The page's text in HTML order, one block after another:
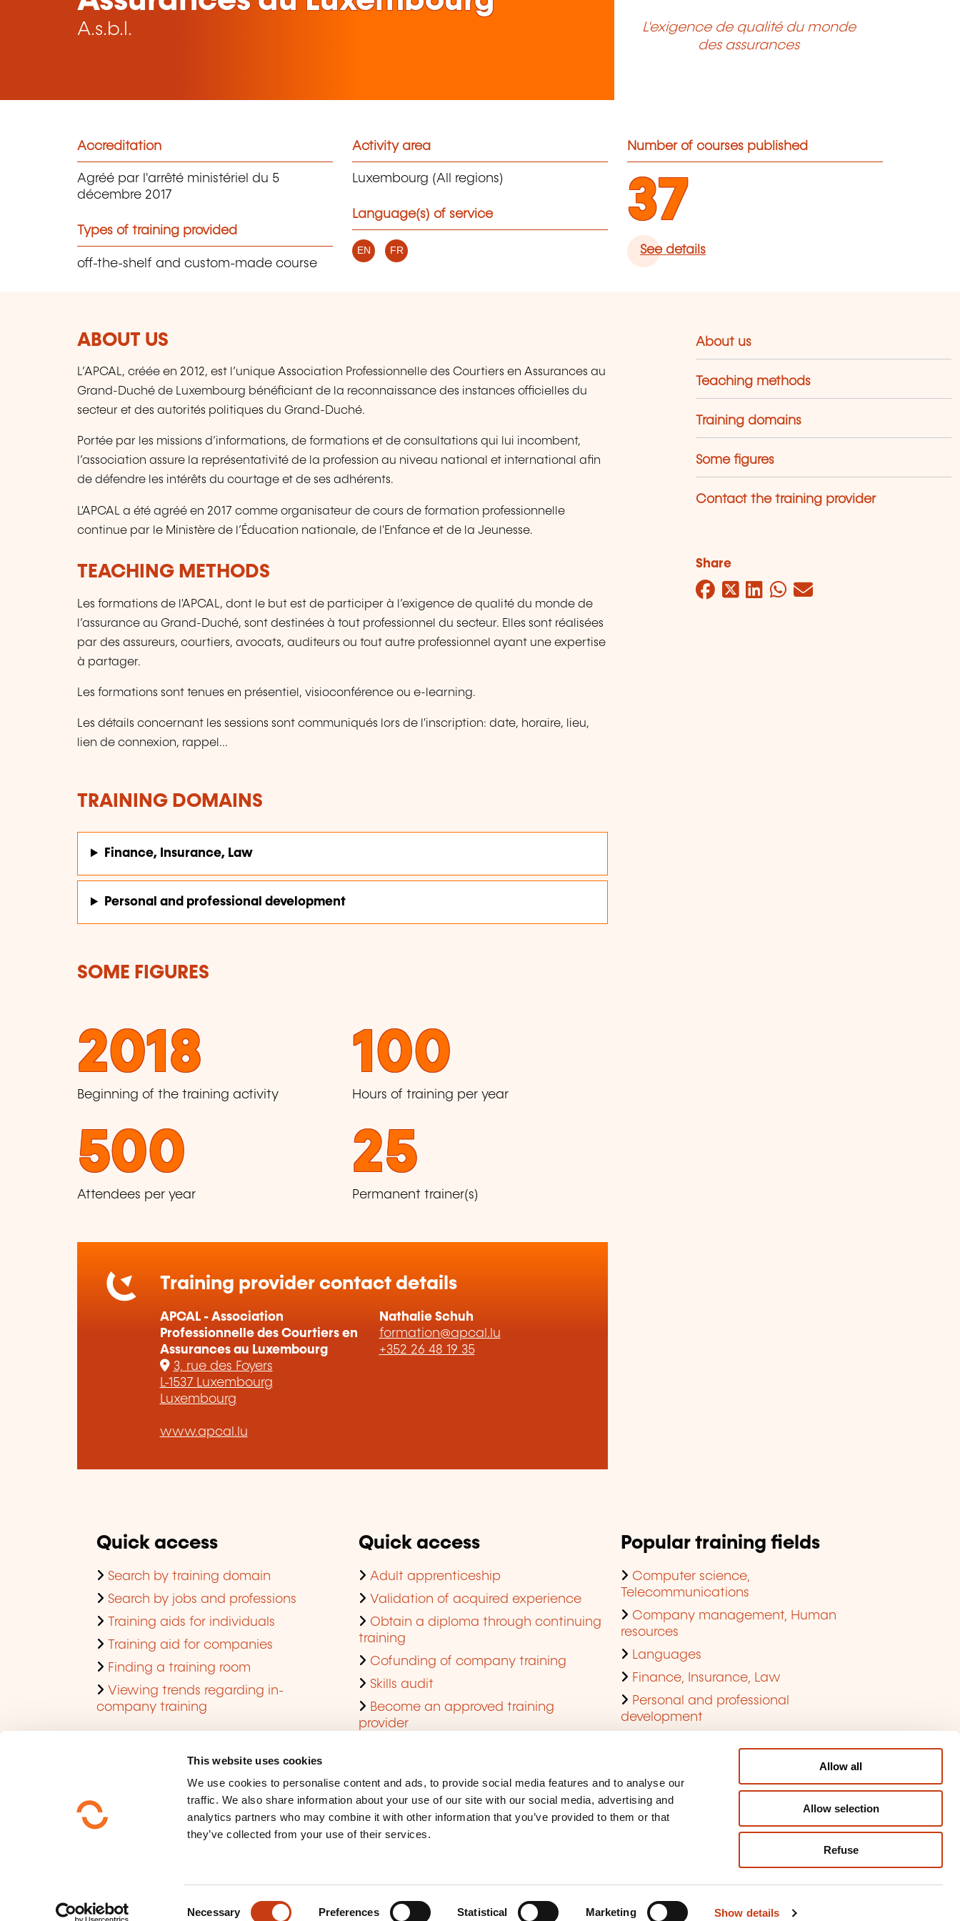
This website uses cookies
We use cookies to personalise content and ads, to provide social media features and to analyse our
traffic. We also share information about your use of our site with our social media, advertising and
analytics partners who may combine it with other information that you’ve provided to them or that
they’ve collected from your use of their services.
Necessary Preferences Statistical Marketing Show details
Allow all
Allow selection
Refuse
A.s.b.l.
L'exigence de qualité du monde
des assurances
Accreditation
Agréé par l'arrêté ministériel du 5
décembre 2017
Types of training provided
off-the-shelf and custom-made course
Activity area
Luxembourg (All regions)
Language(s) of service
EN FR
Number of courses published
37
See details
ABOUT US
L’APCAL, créée en 2012, est l’unique Association Professionnelle des Courtiers en Assurances au
Grand-Duché de Luxembourg bénéficiant de la reconnaissance des instances officielles du
secteur et des autorités politiques du Grand-Duché.
Portée par les missions d’informations, de formations et de consultations qui lui incombent,
l’association assure la représentativité de la profession au niveau national et international afin
de défendre les intérêts du courtage et de ses adhérents.
L'APCAL a été agréé en 2017 comme organisateur de cours de formation professionnelle
continue par le Ministère de l’Éducation nationale, de l'Enfance et de la Jeunesse.
TEACHING METHODS
Les formations de l'APCAL, dont le but est de participer à l’exigence de qualité du monde de
l’assurance au Grand-Duché, sont destinées à tout professionnel du secteur. Elles sont réalisées
par des assureurs, courtiers, avocats, auditeurs ou tout autre professionnel ayant une expertise
à partager.
Les formations sont tenues en présentiel, visioconférence ou e-learning.
Les détails concernant les sessions sont communiqués lors de l'inscription: date, horaire, lieu,
lien de connexion, rappel...
TRAINING DOMAINS
Finance, Insurance, Law
Personal and professional development
SOME FIGURES
2018
Beginning of the training activity
100
Hours of training per year
500
Attendees per year
25
Permanent trainer(s)
Training provider contact details
APCAL - Association
Professionnelle des Courtiers en
Assurances au Luxembourg
3, rue des Foyers
L-1537 Luxembourg
Luxembourg
www.apcal.lu
Nathalie Schuh
formation@apcal.lu
+352 26 48 19 35
About us
Teaching methods
Training domains
Some figures
Contact the training provider
Share
Facebook
Twitter
LinkedIn
WhatsApp
Mail
Quick access
Search by training domain
Search by jobs and professions
Training aids for individuals
Training aid for companies
Finding a training room
Viewing trends regarding in-
company training
Quick access
Adult apprenticeship
Validation of acquired experience
Obtain a diploma through continuing
training
Cofunding of company training
Skills audit
Become an approved training
provider
Popular training fields
Computer science,
Telecommunications
Company management, Human
resources
Languages
Finance, Insurance, Law
Personal and professional
development
Sitemap